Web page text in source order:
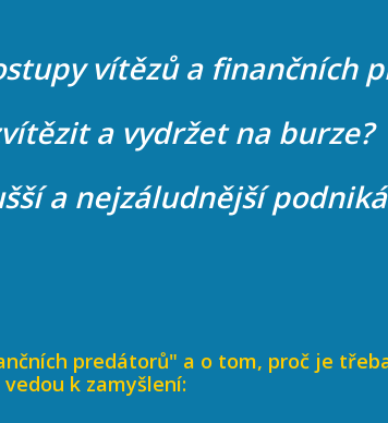
vítězů a finančních
a vydržet na burze?
a nejzáludnější
predátorů" a o tom, proč je
k zamyšlení: